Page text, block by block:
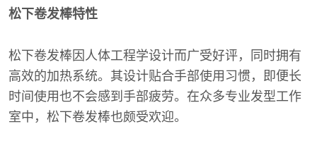
松下卷发棒特性
松下卷发棒因人体工程学设计而广受好评，同时拥有
高效的加热系统。其设计贴合手部使用习惯，即便长
时间使用也不会感到手部疲劳。在众多专业发型工作
室中，松下卷发棒也颇受欢迎。